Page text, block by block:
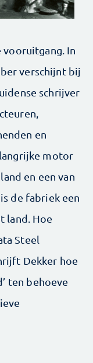
vooruitgang. In
verschijnt bij
schrijver
en
motor
en een van
de fabriek een
land. Hoe
Steel
Dekker hoe
ten behoeve